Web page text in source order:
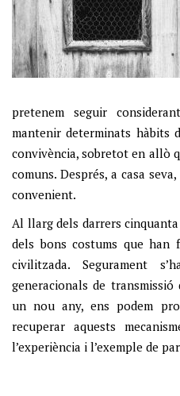
pretenem seguir
mantenir determinats hàbits
convivència, sobretot en allò
comuns. Després, a casa
convenient.
Al llarg dels darrers
dels bons costums que
civilitzada. Segurament
generacionals de
un nou any, ens podem
recuperar aquests
l’experiència i l’exemple de